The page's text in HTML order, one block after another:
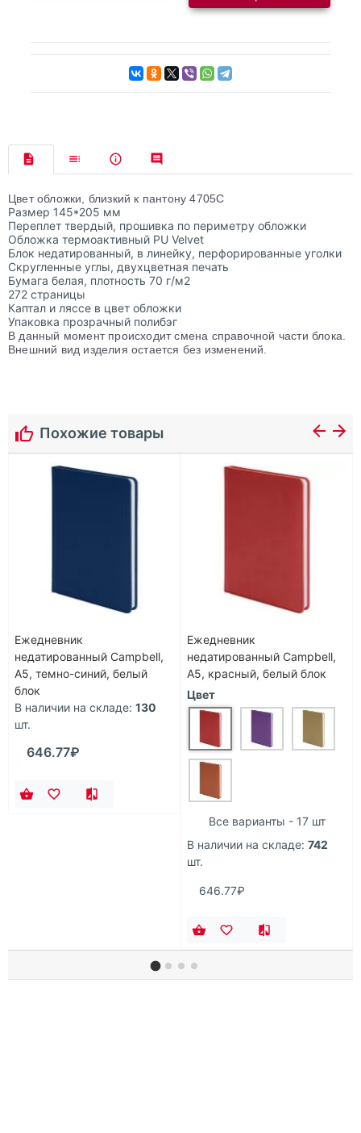
Цвет обложки, близкий к пантону 4705C
Размер 145*205 мм
Переплет твердый, прошивка по периметру обложки
Обложка термоактивный PU Velvet
Блок недатированный, в линейку, перфорированные уголки
Скругленные углы, двухцветная печать
Бумага белая, плотность 70 г/м2
272 страницы
Каптал и ляссе в цвет обложки
Упаковка прозрачный полибэг
В данный момент происходит смена справочной части блока.
Внешний вид изделия остается без изменений.
Похожие товары
Ежедневник
недатированный Campbell,
А5, темно-синий, белый
блок
В наличии на складе: 130
шт.
646.77₽
Ежедневник
недатированный Campbell,
А5, красный, белый блок
Цвет
Все варианты - 17 шт
В наличии на складе: 742
шт.
646.77₽